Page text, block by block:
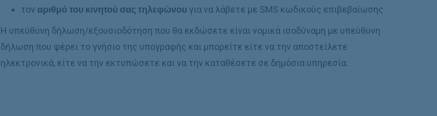
τον αριθμό του κινητού σας τηλεφώνου για να λάβετε με SMS κωδικούς επιβεβαίωσης
Η υπεύθυνη δήλωση/εξουσιοδότηση που θα εκδώσετε είναι νομικά ισοδύναμη με υπεύθυνη
δήλωση που φέρει το γνήσιο της υπογραφής και μπορείτε είτε να την αποστείλετε
ηλεκτρονικά, είτε να την εκτυπώσετε και να την καταθέσετε σε δημόσια υπηρεσία.